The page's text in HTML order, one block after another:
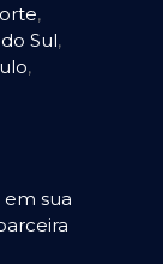
,
Sul,
,
sua